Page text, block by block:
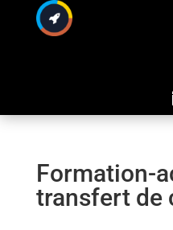
Formation-
transfert de